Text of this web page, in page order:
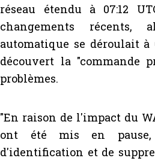
réseau étendu à 07:12
changements récents,
automatique se déroulait à
découvert la "commande
problèmes.
"En raison de l'impact du
ont été mis en
d'identification et de